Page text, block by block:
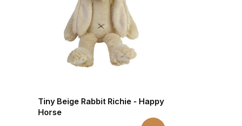
Tiny Beige Rabbit Richie - Happy
Horse